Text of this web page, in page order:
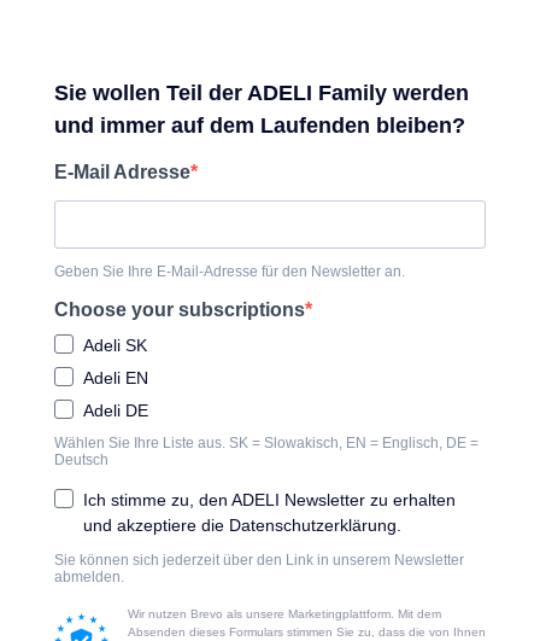
Sie wollen Teil der ADELI Family werden
und immer auf dem Laufenden bleiben?
E-Mail Adresse
Geben Sie Ihre E-Mail-Adresse für den Newsletter an.
Choose your subscriptions
Adeli SK
Adeli EN
Adeli DE
Wählen Sie Ihre Liste aus. SK = Slowakisch, EN = Englisch, DE =
Deutsch
Ich stimme zu, den ADELI Newsletter zu erhalten
und akzeptiere die Datenschutzerklärung.
Sie können sich jederzeit über den Link in unserem Newsletter
abmelden.
Wir nutzen Brevo als unsere Marketingplattform. Mit dem
Absenden dieses Formulars stimmen Sie zu, dass die von Ihnen